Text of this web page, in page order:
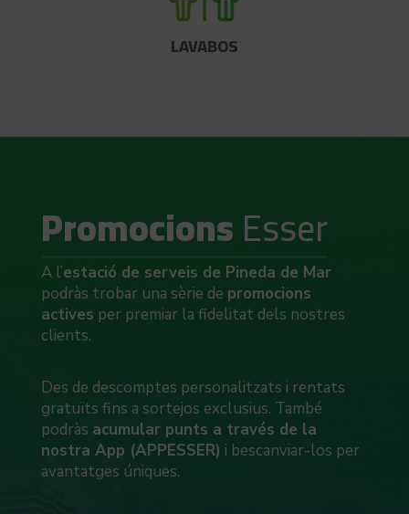
LAVABOS
PromocionsEsser
A l’estació de serveis de Pineda de Mar
podràs trobar una sèrie de promocions
actives per premiar la fidelitat dels nostres
clients.
Des de descomptes personalitzats i rentats
gratuïts fins a sortejos exclusius. També
podràs acumular punts a través de la
nostra App (APPESSER) i bescanviar-los per
avantatges úniques.